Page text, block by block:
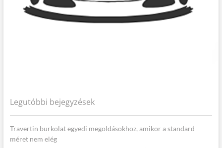
Legutóbbi bejegyzések
Travertin burkolat egyedi megoldásokhoz, amikor a standard
méret nem elég